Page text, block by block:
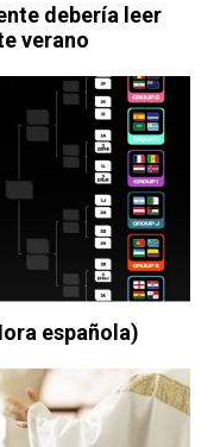
debería leer
verano
española)